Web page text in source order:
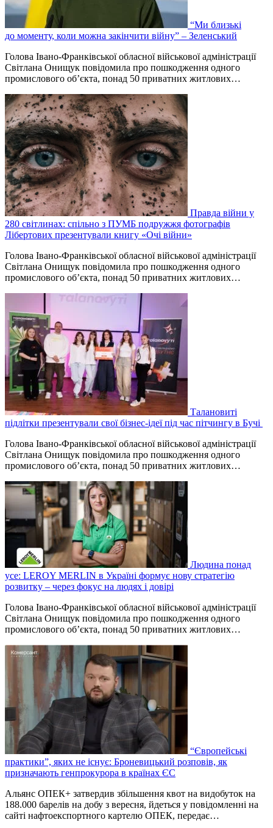
“Ми близькі
до моменту, коли можна закінчити війну” – Зеленський
Голова Івано-Франківської обласної військової адміністрації
Світлана Онищук повідомила про пошкодження одного
промислового об’єкта, понад 50 приватних житлових…
Правда війни у
280 світлинах: спільно з ПУМБ подружжя фотографів
Лібертових презентували книгу «Очі війни»
Голова Івано-Франківської обласної військової адміністрації
Світлана Онищук повідомила про пошкодження одного
промислового об’єкта, понад 50 приватних житлових…
Талановиті
підлітки презентували свої бізнес-ідеї під час пітчингу в Бучі
Голова Івано-Франківської обласної військової адміністрації
Світлана Онищук повідомила про пошкодження одного
промислового об’єкта, понад 50 приватних житлових…
Людина понад
усе: LEROY MERLIN в Україні формує нову стратегію
розвитку – через фокус на людях і довірі
Голова Івано-Франківської обласної військової адміністрації
Світлана Онищук повідомила про пошкодження одного
промислового об’єкта, понад 50 приватних житлових…
“Європейські
практики”, яких не існує: Броневицький розповів, як
призначають генпрокурора в країнах ЄС
Альянс ОПЕК+ затвердив збільшення квот на видобуток на
188.000 барелів на добу з вересня, йдеться у повідомленні на
сайті нафтоекспортного картелю ОПЕК, передає…